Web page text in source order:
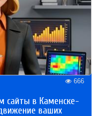
666
сайты в Каменске-
ваших